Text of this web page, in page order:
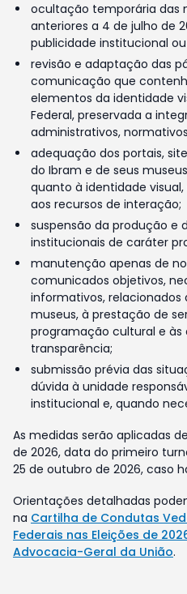
ocultação temporária das
anteriores a 4 de julho de
publicidade institucional
revisão e adaptação das
comunicação que
elementos da identidade
Federal, preservada a
administrativos,
adequação dos portais,
do Ibram e de seus
quanto à identidade
aos recursos de interação;
suspensão da produção e
institucionais de caráter
manutenção apenas de
comunicados objetivos,
informativos,
museus, à prestação de
programação cultural e às
transparência;
submissão prévia das
dúvida à unidade
institucional e, quando
As medidas serão aplicadas
de 2026, data do primeiro
25 de outubro de 2026, caso
Orientações detalhadas
na Cartilha de Condutas
Federais nas Eleições de
Advocacia-Geral da União.